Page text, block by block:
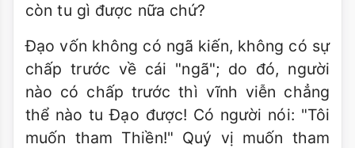
còn tu gì được nữa chứ?
Ðạo vốn không có ngã kiến, không có sự
chấp trước về cái "ngã"; do đó, người
nào có chấp trước thì vĩnh viễn chẳng
thể nào tu Ðạo được! Có người nói: "Tôi
muốn tham Thiền!" Quý vị muốn tham